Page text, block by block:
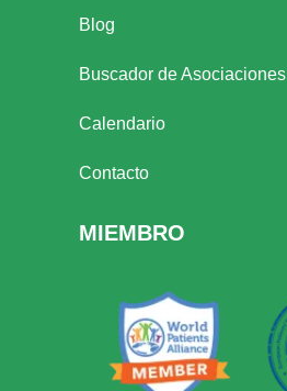
Blog
Buscador de Asociaciones
Calendario
Contacto
MIEMBRO